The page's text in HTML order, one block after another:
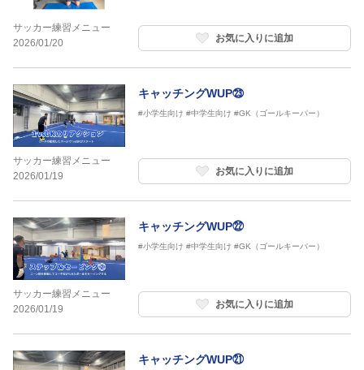
サッカー練習メニュー
2026/01/20
お気に入りに追加
サッカー練習メニュー
2026/01/19
キャッチングWUP㉓
#小学生向け #中学生向け #GK（ゴールキーパー）
お気に入りに追加
サッカー練習メニュー
2026/01/19
キャッチングWUP㉒
#小学生向け #中学生向け #GK（ゴールキーパー）
お気に入りに追加
キャッチングWUP㉑